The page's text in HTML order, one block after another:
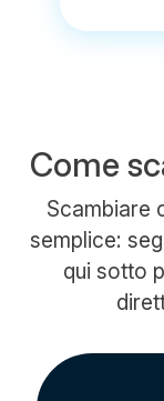
Come
Scambiare
semplice:
qui sotto